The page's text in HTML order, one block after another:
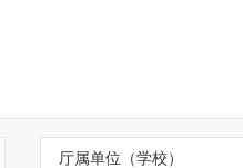
厅属单位（学校）